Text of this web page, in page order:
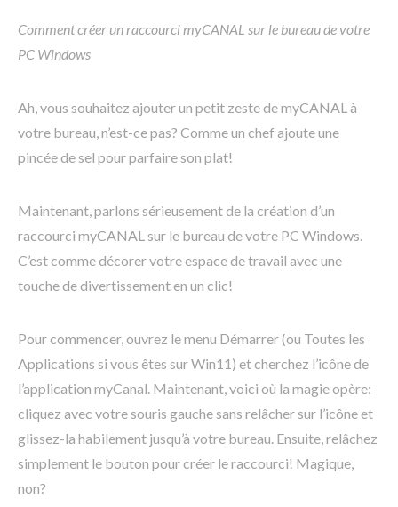
Comment créer un raccourci myCANAL sur le bureau de votre
PC Windows
Ah, vous souhaitez ajouter un petit zeste de myCANAL à
votre bureau, n’est-ce pas? Comme un chef ajoute une
pincée de sel pour parfaire son plat!
Maintenant, parlons sérieusement de la création d’un
raccourci myCANAL sur le bureau de votre PC Windows.
C’est comme décorer votre espace de travail avec une
touche de divertissement en un clic!
Pour commencer, ouvrez le menu Démarrer (ou Toutes les
Applications si vous êtes sur Win11) et cherchez l’icône de
l’application myCanal. Maintenant, voici où la magie opère:
cliquez avec votre souris gauche sans relâcher sur l’icône et
glissez-la habilement jusqu’à votre bureau. Ensuite, relâchez
simplement le bouton pour créer le raccourci! Magique,
non?